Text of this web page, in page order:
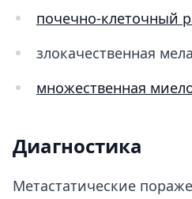
почечно-клеточный
злокачественная
множественная
Диагностика
Метастатические